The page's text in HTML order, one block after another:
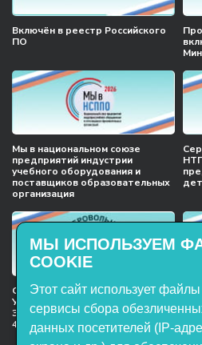
Включён в реестр Российского
ПО
Мы в национальном союзе
предприятий индустрии
учебного оборудования и
поставщиков образовательных
организация
Сертификат соответствия
Учебное оборудование, марки
ЭнергияЛаб ТУ 32.99.53–001–
47627947–2021 Серийный выпуск
ISO
МЫ ИСПОЛЬЗУЕМ
COOKIE
Этот сайт использует
сервисы сбора
данных посетителей (IP-